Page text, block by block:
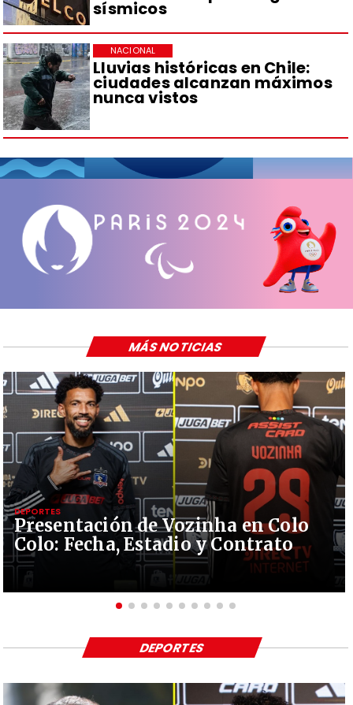
sísmicos
Lluvias históricas en Chile:
ciudades alcanzan máximos
nunca vistos
NACIONAL
Presentación de Vozinha en Colo
Colo: Fecha, Estadio y Contrato
DEPORTES
MÁS NOTICIAS
DEPORTES